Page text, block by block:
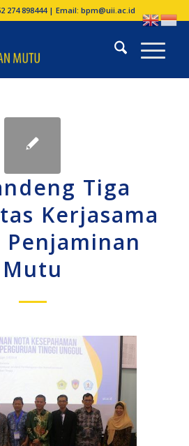
274 898444 | Email:bpm@uii.ac.id
Tiga
Kerjasama
Penjaminan
Mutu